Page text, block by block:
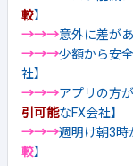
較】
→→→意外に差が
→→→少額から安
社】
→→→アプリの方
引可能なFX会社】
→→→週明け朝3時
較】